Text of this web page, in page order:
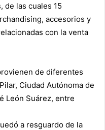
de las cuales 15
accesorios y
con la venta
de diferentes
Ciudad Autónoma de
León Suárez, entre
a resguardo de la